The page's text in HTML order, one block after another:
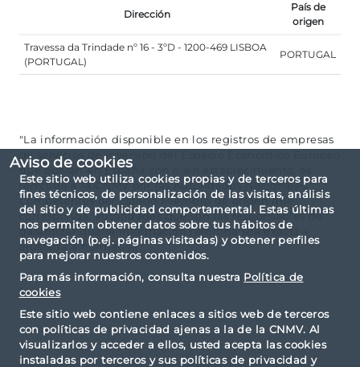
Aviso de cookies
Este sitio web utiliza cookies propias y de terceros para
fines técnicos, de personalización de las visitas, análisis
del sitio y de publicidad comportamental. Estas últimas
nos permiten obtener datos sobre tus hábitos de
navegación (p.ej. páginas visitadas) y obtener perfiles
para mejorar nuestros contenidos.
Para más información, consulta nuestra Política de
cookies
Este sitio web contiene enlaces a sitios web de terceros
con políticas de privacidad ajenas a la de la CNMV. Al
visualizarlos y acceder a ellos, usted acepta las cookies
instaladas por terceros y sus políticas de privacidad y
Dirección
País de
origen
Travessa da Trindade nº 16 - 3ºD - 1200-469 LISBOA
(PORTUGAL)
PORTUGAL
"La información disponible en los registros de empresas
de servicios de inversión del Espacio Económico Europeo
que operan en España con o sin establecimiento, es
remitida a la CNMV por las Autoridades Nacionales
Competentes del Estado Miembro de origen que
corresponda, autoridades que son las responsables de
garantizar que la información remitida sea exacta y
ajustada a normativa."